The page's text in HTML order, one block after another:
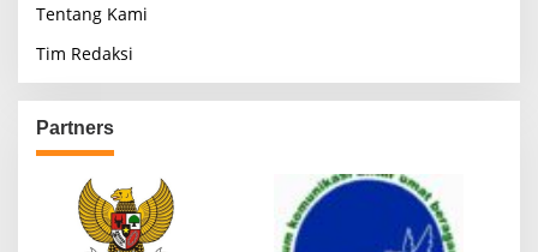
Tentang Kami
Tim Redaksi
Partners